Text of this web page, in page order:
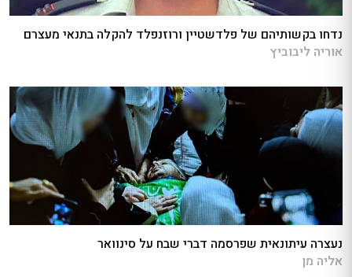
נדחו בקשותיהם של פלדשטיין ורוזנפלד להקלה בתנאי מעצרם
אוריה ליבוביץ
נעצרה עיתונאית שפרסמה דברי שבח על סינוואר
אליה מן